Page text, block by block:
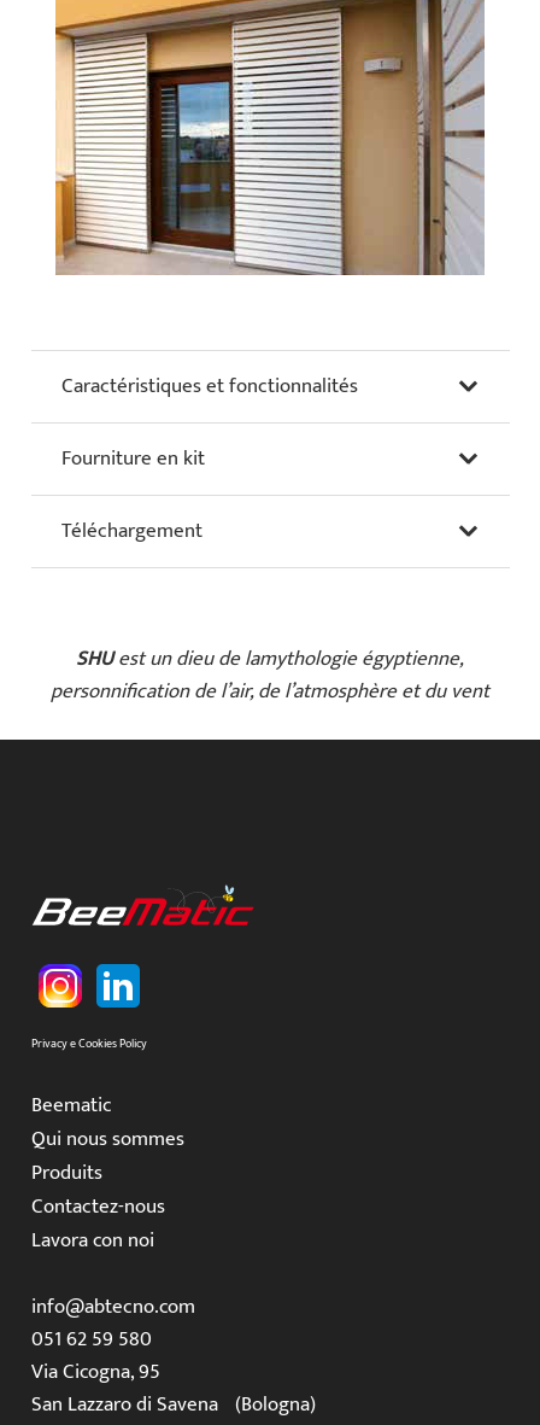
Caractéristiques et fonctionnalités
Fourniture en kit
Téléchargement
SHUest un dieu de lamythologie égyptienne,
personnification de l’air, de l’atmosphère et du vent
Privacy e Cookies Policy
Beematic
Qui nous sommes
Produits
Contactez-nous
Lavora con noi
info@abtecno.com
051 62 59 580
Via Cicogna, 95
San Lazzaro di Savena (Bologna)